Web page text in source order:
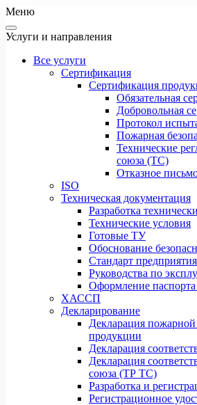
Меню
Услуги и направления
Все услуги
Сертификация
Сертификация
Обязательная
Добровольная
Протокол
Пожарная
Технические
союза (ТС)
Отказное
ISO
Техническая документация
Разработка
Технические условия
Готовые ТУ
Обоснование
Стандарт
Руководства по
Оформление
ХАССП
Декларирование
Декларация пожарной
продукции
Декларация
Декларация
союза (ТР ТС)
Разработка и
Регистрационное